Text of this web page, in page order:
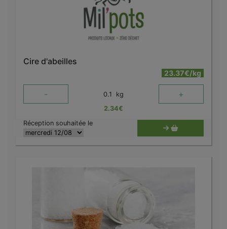
Cire d'abeilles
23.37€/kg
- 0.1 kg +
2.34€
Réception souhaitée le